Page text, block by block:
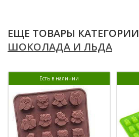
ЕЩЕ ТОВАРЫ КАТЕГОРИИ
ШОКОЛАДА И ЛЬДА
Есть в наличии